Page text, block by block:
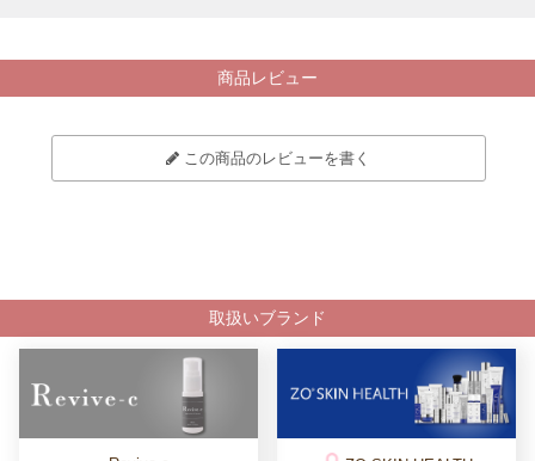
商品レビュー
この商品のレビューを書く
取扱いブランド